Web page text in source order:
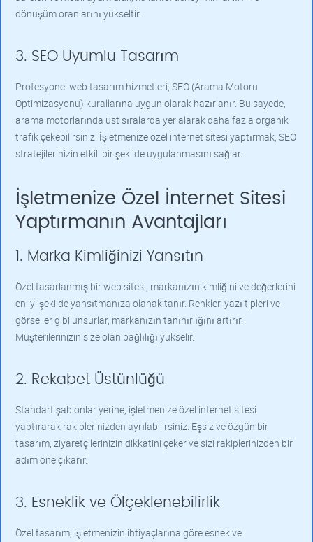
dönüşüm oranlarını yükseltir.
3. SEO Uyumlu Tasarım
Profesyonel web tasarım hizmetleri, SEO (Arama Motoru
Optimizasyonu) kurallarına uygun olarak hazırlanır. Bu sayede,
arama motorlarında üst sıralarda yer alarak daha fazla organik
trafik çekebilirsiniz. İşletmenize özel internet sitesi yaptırmak, SEO
stratejilerinizin etkili bir şekilde uygulanmasını sağlar.
İşletmenize Özel İnternet Sitesi
Yaptırmanın Avantajları
1. Marka Kimliğinizi Yansıtın
Özel tasarlanmış bir web sitesi, markanızın kimliğini ve değerlerini
en iyi şekilde yansıtmanıza olanak tanır. Renkler, yazı tipleri ve
görseller gibi unsurlar, markanızın tanınırlığını artırır.
Müşterilerinizin size olan bağlılığı yükselir.
2. Rekabet Üstünlüğü
Standart şablonlar yerine, işletmenize özel internet sitesi
yaptırarak rakiplerinizden ayrılabilirsiniz. Eşsiz ve özgün bir
tasarım, ziyaretçilerinizin dikkatini çeker ve sizi rakiplerinizden bir
adım öne çıkarır.
3. Esneklik ve Ölçeklenebilirlik
Özel tasarım, işletmenizin ihtiyaçlarına göre esnek ve